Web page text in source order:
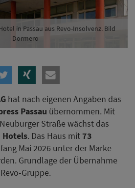
in Passau aus Revo-Insolvenz. Bild
Dormero
hat nach eigenen Angaben das
Passau übernommen. Mit
Straße wächst das
Hotels. Das Haus mit 73
Mai 2026 unter der Marke
Grundlage der Übernahme
Gruppe.